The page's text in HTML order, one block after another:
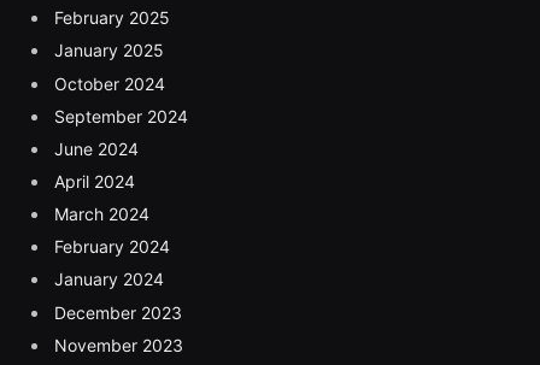
February 2025
January 2025
October 2024
September 2024
June 2024
April 2024
March 2024
February 2024
January 2024
December 2023
November 2023